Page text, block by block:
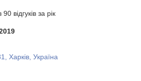
відгуків за рік
Харків, Україна